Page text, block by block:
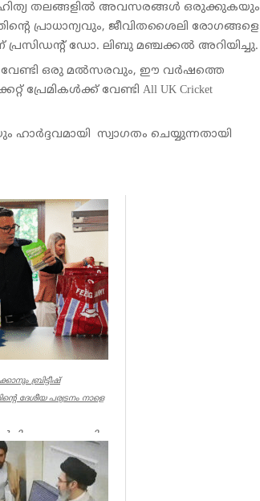
തലങ്ങളിൽ അവസരങ്ങൾ ഒരുക്കുകയും
പ്രാധാന്യവും, ജീവിതശൈലി രോഗങ്ങളെ
പ്രസിഡന്റ്‌ ഡോ. ലിബു മഞ്ചക്കൽ അറിയിച്ചു.
വേണ്ടി ഒരു മൽസരവും, ഈ വർഷത്തെ
വേണ്ടി All UK Cricket
സ്വാഗതം ചെയ്യുന്നതായി
ബ്രിട്ടീഷ്
ദേശീയ പര്യടനം നാളെ
ആശങ്കകൾ
ബ്രിട...